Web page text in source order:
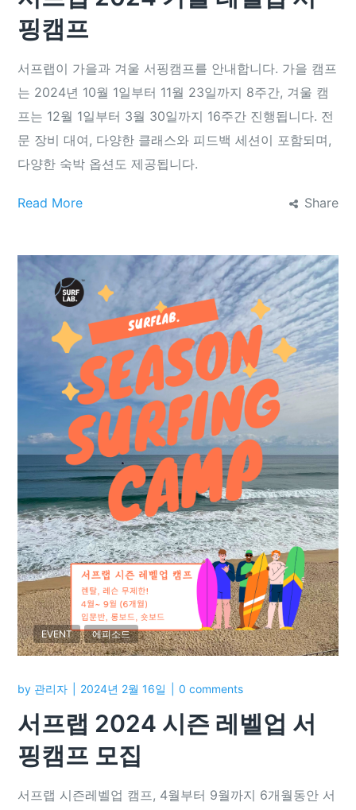
핑캠프
서프랩이 가을과 겨울 서핑캠프를 안내합니다. 가을 캠프
는 2024년 10월 1일부터 11월 23일까지 8주간, 겨울 캠
프는 12월 1일부터 3월 30일까지 16주간 진행됩니다. 전
문 장비 대여, 다양한 클래스와 피드백 세션이 포함되며,
다양한 숙박 옵션도 제공됩니다.
Read More Share
EVENT 에피소드
by 관리자 2024년 2월 16일 0 comments
서프랩 2024 시즌 레벨업 서
핑캠프 모집
서프랩 시즌레벨업 캠프, 4월부터 9월까지 6개월동안 서